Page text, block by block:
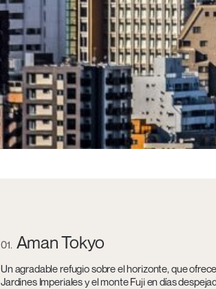
01 Aman Tokyo
Un agradable refugio sobre el horizonte, que
Jardines Imperiales y el monte Fuji en días